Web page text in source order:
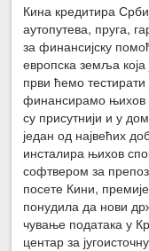
Кина кредитира
аутопутева, пруга,
за финансијску
европска земља
први ћемо
финансирамо њихов
су присутнији и у
један од највећих
инсталира њихов
софтвером за
посете Кини,
понудила да нови
чување података у
центар за